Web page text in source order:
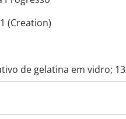
(Creation)
de gelatina em vidro;